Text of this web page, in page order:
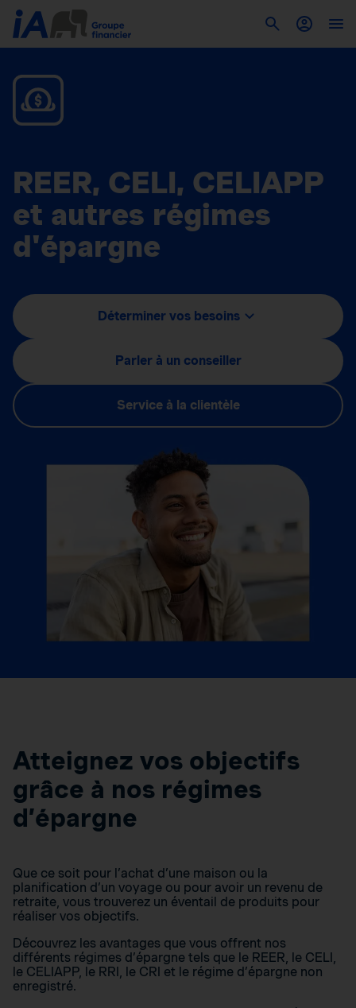
REER, CELI, CELIAPP
et autres régimes
d'épargne
Déterminer vos besoins
Parler à un conseiller
Service à la clientèle
Atteignez vos objectifs
grâce à nos régimes
d’épargne
Que ce soit pour l’achat d’une maison ou la
planification d’un voyage ou pour avoir un revenu de
retraite, vous trouverez un éventail de produits pour
réaliser vos objectifs.
Découvrez les avantages que vous offrent nos
différents régimes d’épargne tels que le REER, le CELI,
le CELIAPP, le RRI, le CRI et le régime d’épargne non
enregistré.